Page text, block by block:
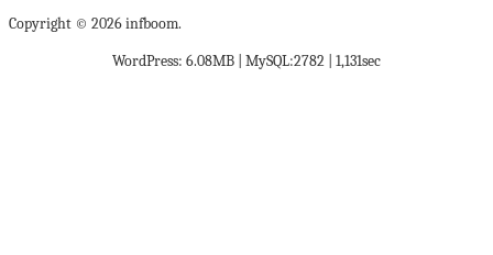
Copyright © 2026 infboom.
WordPress: 6.08MB | MySQL:2782 | 1,131sec